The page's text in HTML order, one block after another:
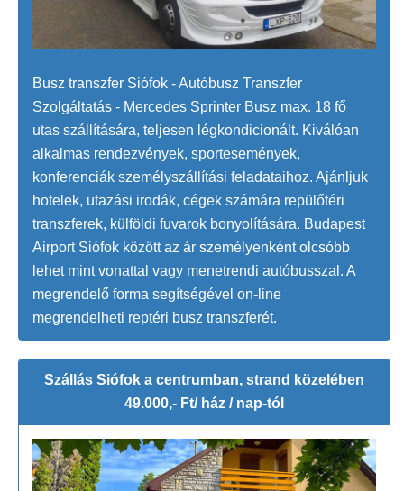
Busz transzfer Siófok - Autóbusz Transzfer
Szolgáltatás - Mercedes Sprinter Busz max. 18 fő
utas szállítására, teljesen légkondicionált. Kiválóan
alkalmas rendezvények, sportesemények,
konferenciák személyszállítási feladataihoz. Ajánljuk
hotelek, utazási irodák, cégek számára repülőtéri
transzferek, külföldi fuvarok bonyolítására. Budapest
Airport Siófok között az ár személyenként olcsóbb
lehet mint vonattal vagy menetrendi autóbusszal. A
megrendelő forma segítségével on-line
megrendelheti reptéri busz transzferét.
Szállás Siófok a centrumban, strand közelében
49.000,- Ft/ ház / nap-tól